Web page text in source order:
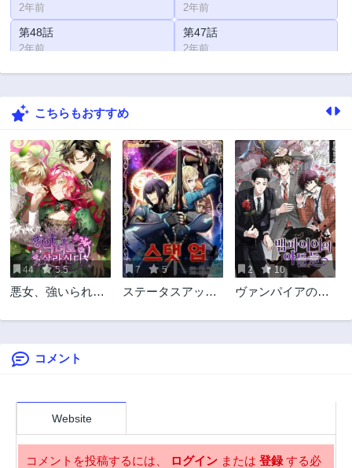
2年前 2年前
第48話
2年前
第47話
2年前
第46話 第45話
第44話
第42話
2年前
第41話
2年前
第40話
2年前
第39話
2年前
第38話
2年前
第37話
2年前
第36話
2年前
第35話
2年前
第34話 第33話
第32話
第30話
2年前 2年前
こちらもおすすめ
44 5.5
悪女、強いられて
7 5
ステータスアップ
醒~
2 10
ヴァンパイアの息
コメント
Website
コメントを投稿するには、 ログイン または 登録する必